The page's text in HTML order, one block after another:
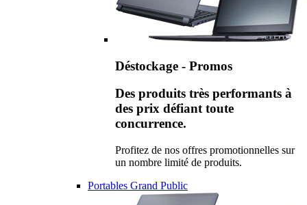
Déstockage - Promos
Des produits très performants à
des prix défiant toute
concurrence.
Profitez de nos offres promotionnelles sur
un nombre limité de produits.
Portables Grand Public